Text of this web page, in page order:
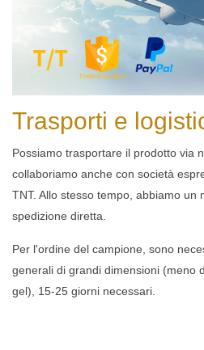
Trasporti e
Possiamo trasportare il prodotto via
collaboriamo anche con società
TNT. Allo stesso tempo, abbiamo un
spedizione diretta.
Per l'ordine del campione, sono
generali di grandi dimensioni (meno
gel), 15-25 giorni necessari.